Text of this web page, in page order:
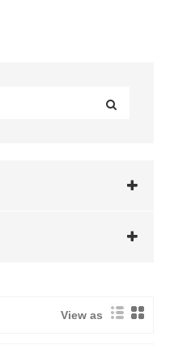
View as